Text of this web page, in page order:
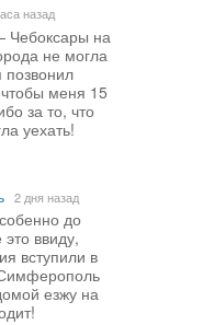
назад
Чебоксары на
не могла
позвонил
меня 15
за то, что
уехать!
2 дня назад
до
ввиду,
вступили в
езжу на